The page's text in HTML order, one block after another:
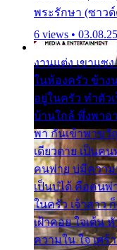
พระรักษา (ซาว
6 views •
งานแต่ง เขาแซ
ในห้องครัว ข้าง
อยู่ในครัว ทำตัว
บ้านใกล้ พึ่งพาอ
พา กันเข้าพาขวั
เดียวดาย เป็นค
คนพ่าย บ่มีความ
เป็นบ่ได้ คือคนพ่
ในครัว เจ้าสาว
เฝ้าคอย ใจเต้น
ความใน ใจ เศ